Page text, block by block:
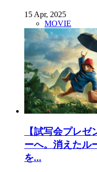
15 Apr, 2025
MOVIE
【試写会プレ
ーへ。消えたル
を...